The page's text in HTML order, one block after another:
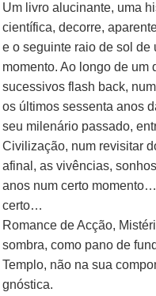
Um livro alucinante, uma
científica, decorre,
e o seguinte raio de sol
momento. Ao longo de um
sucessivos flash back,
os últimos sessenta anos
seu milenário passado,
Civilização, num revisitar
afinal, as vivências,
anos num certo
certo…
Romance de Acção,
sombra, como pano de
Templo, não na sua
gnóstica.